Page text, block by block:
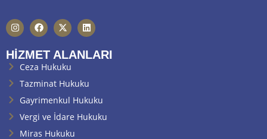
HIZMET ALANLARI
Ceza Hukuku
Tazminat Hukuku
Gayrimenkul Hukuku
Vergi ve İdare Hukuku
Miras Hukuku